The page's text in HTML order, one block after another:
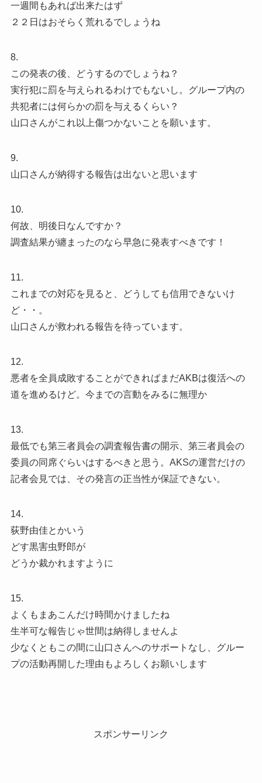
一週間もあれば出来たはず
２２日はおそらく荒れるでしょうね
8.
この発表の後、どうするのでしょうね？
実行犯に罰を与えられるわけでもないし。グループ内の
共犯者には何らかの罰を与えるくらい？
山口さんがこれ以上傷つかないことを願います。
9.
山口さんが納得する報告は出ないと思います
10.
何故、明後日なんですか？
調査結果が纏まったのなら早急に発表すべきです！
11.
これまでの対応を見ると、どうしても信用できないけ
ど・・。
山口さんが救われる報告を待っています。
12.
悪者を全員成敗することができればまだAKBは復活への
道を進めるけど。今までの言動をみるに無理か
13.
最低でも第三者員会の調査報告書の開示、第三者員会の
委員の同席ぐらいはするべきと思う。AKSの運営だけの
記者会見では、その発言の正当性が保証できない。
14.
荻野由佳とかいう
どす黒害虫野郎が
どうか裁かれますように
15.
よくもまあこんだけ時間かけましたね
生半可な報告じゃ世間は納得しませんよ
少なくともこの間に山口さんへのサポートなし、グルー
プの活動再開した理由もよろしくお願いします
スポンサーリンク